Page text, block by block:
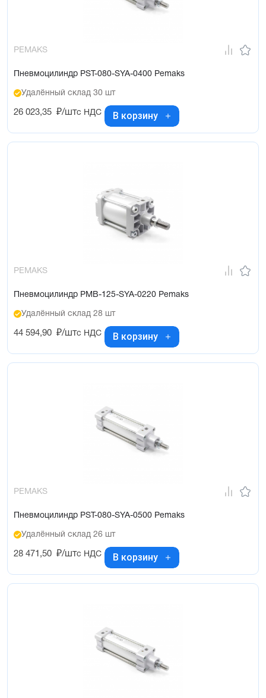
PEMAKS
Пневмоцилиндр PST-080-SYA-0400 Pemaks
Удалённый склад 30 шт
26 023,35 ₽/штс НДС В корзину
PEMAKS
Пневмоцилиндр PMB-125-SYA-0220 Pemaks
Удалённый склад 28 шт
44 594,90 ₽/штс НДС В корзину
PEMAKS
Пневмоцилиндр PST-080-SYA-0500 Pemaks
Удалённый склад 26 шт
28 471,50 ₽/штс НДС В корзину